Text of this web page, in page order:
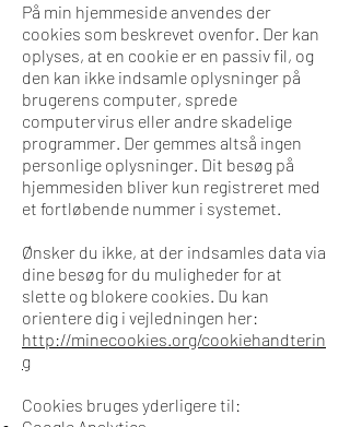
På min hjemmeside anvendes der
cookies som beskrevet ovenfor. Der kan
oplyses, at en cookie er en passiv fil, og
den kan ikke indsamle oplysninger på
brugerens computer, sprede
computervirus eller andre skadelige
programmer. Der gemmes altså ingen
personlige oplysninger. Dit besøg på
hjemmesiden bliver kun registreret med
et fortløbende nummer i systemet.
Ønsker du ikke, at der indsamles data via
dine besøg for du muligheder for at
slette og blokere cookies. Du kan
orientere dig i vejledningen her:
http://minecookies.org/cookiehandterin
g
Cookies bruges yderligere til: